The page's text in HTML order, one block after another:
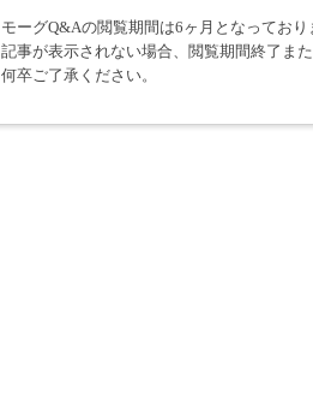
モーグQ&Aの閲覧期間は6ヶ月となっており
記事が表示されない場合、閲覧期間終了ま
何卒ご了承ください。